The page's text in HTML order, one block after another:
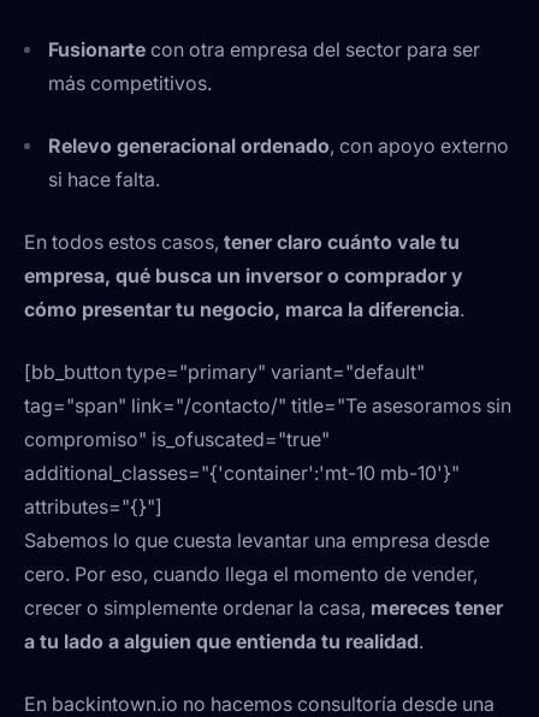
Fusionarte con otra empresa del sector para ser
más competitivos.
Relevo generacional ordenado, con apoyo externo
si hace falta.
En todos estos casos, tener claro cuánto vale tu
empresa, qué busca un inversor o comprador y
cómo presentar tu negocio, marca la diferencia.
[bb_button type="primary" variant="default"
tag="span" link="/contacto/" title="Te asesoramos sin
compromiso" is_ofuscated="true"
additional_classes="{'container':'mt-10 mb-10'}"
attributes="{}"]
Sabemos lo que cuesta levantar una empresa desde
cero. Por eso, cuando llega el momento de vender,
crecer o simplemente ordenar la casa, mereces tener
a tu lado a alguien que entienda tu realidad.
En backintown.io no hacemos consultoría desde una